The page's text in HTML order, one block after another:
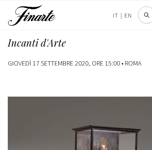
IT | EN
Incanti d'Arte
GIOVEDÌ 17 SETTEMBRE 2020, ORE 15:00 • ROMA